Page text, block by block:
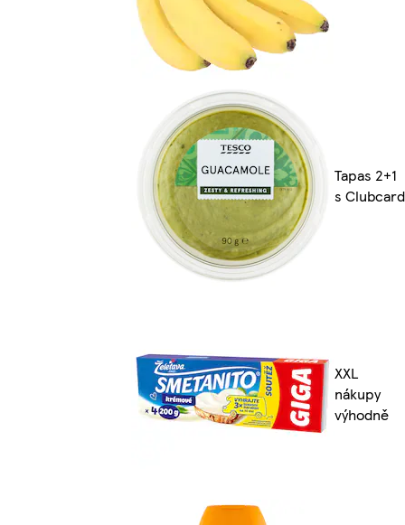
Tapas 2+1
s Clubcard
XXL
nákupy
výhodně